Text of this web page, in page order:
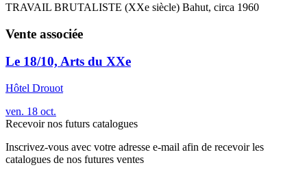
TRAVAIL BRUTALISTE (XXe siècle) Bahut, circa 1960
Vente associée
Le 18/10, Arts du XXe
Hôtel Drouot
ven. 18 oct.
Recevoir nos futurs catalogues
Inscrivez-vous avec votre adresse e-mail afin de recevoir les
catalogues de nos futures ventes